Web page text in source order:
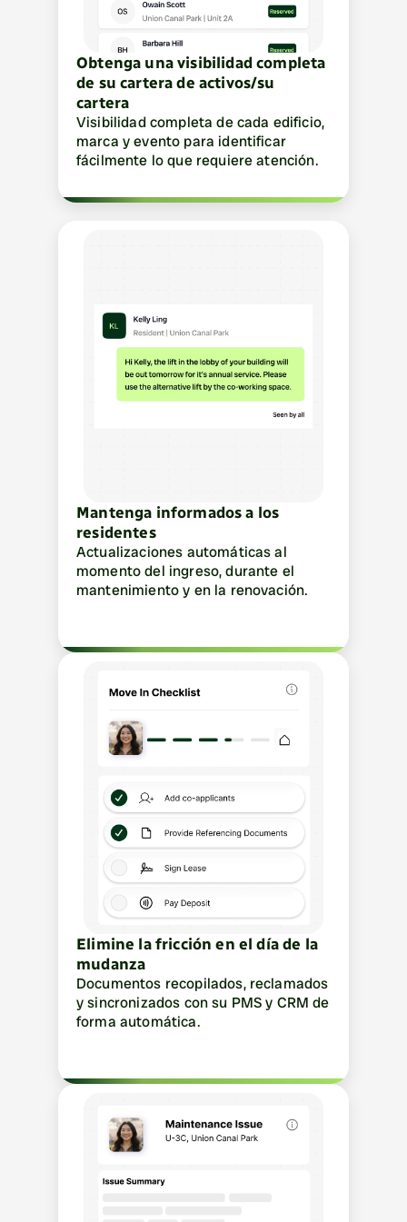
Obtenga una visibilidad completa
de su cartera de activos/su
cartera
Visibilidad completa de cada edificio,
marca y evento para identificar
fácilmente lo que requiere atención.
Mantenga informados a los
residentes
Actualizaciones automáticas al
momento del ingreso, durante el
mantenimiento y en la renovación.
Elimine la fricción en el día de la
mudanza
Documentos recopilados, reclamados
y sincronizados con su PMS y CRM de
forma automática.